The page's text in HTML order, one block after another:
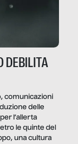
DEBILITA
comunicazioni
delle
l’allerta
le quinte del
una cultura